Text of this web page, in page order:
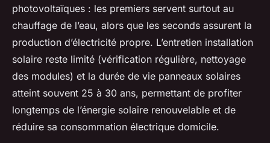
photovoltaïques : les premiers servent surtout au
chauffage de l’eau, alors que les seconds assurent la
production d’électricité propre. L’entretien installation
solaire reste limité (vérification régulière, nettoyage
des modules) et la durée de vie panneaux solaires
atteint souvent 25 à 30 ans, permettant de profiter
longtemps de l’énergie solaire renouvelable et de
réduire sa consommation électrique domicile.